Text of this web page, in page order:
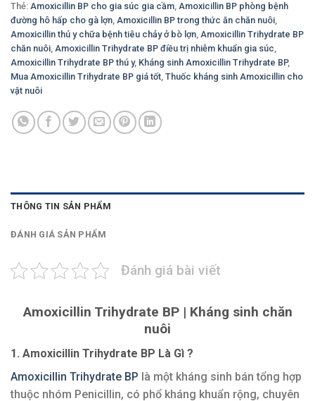
Thẻ: Amoxicillin BP cho gia súc gia cầm, Amoxicillin BP phòng bệnh
đường hô hấp cho gà lợn, Amoxicillin BP trong thức ăn chăn nuôi,
Amoxicillin thú y chữa bệnh tiêu chảy ở bò lợn, Amoxicillin Trihydrate BP
chăn nuôi, Amoxicillin Trihydrate BP điều trị nhiễm khuẩn gia súc,
Amoxicillin Trihydrate BP thú y, Kháng sinh Amoxicillin Trihydrate BP,
Mua Amoxicillin Trihydrate BP giá tốt, Thuốc kháng sinh Amoxicillin cho
vật nuôi
THÔNG TIN SẢN PHẨM
ĐÁNH GIÁ SẢN PHẨM
Đánh giá bài viết
Amoxicillin Trihydrate BP | Kháng sinh chăn
nuôi
1. Amoxicillin Trihydrate BP Là Gì ?
Amoxicillin Trihydrate BP là một kháng sinh bán tổng hợp
thuộc nhóm Penicillin, có phổ kháng khuẩn rộng, chuyên